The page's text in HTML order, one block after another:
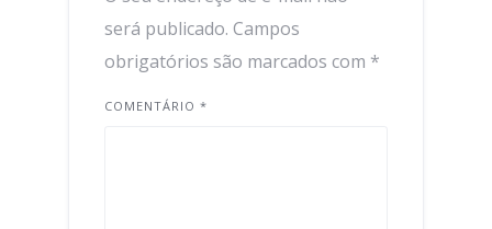
será publicado. Campos
obrigatórios são marcados com *
COMENTÁRIO *